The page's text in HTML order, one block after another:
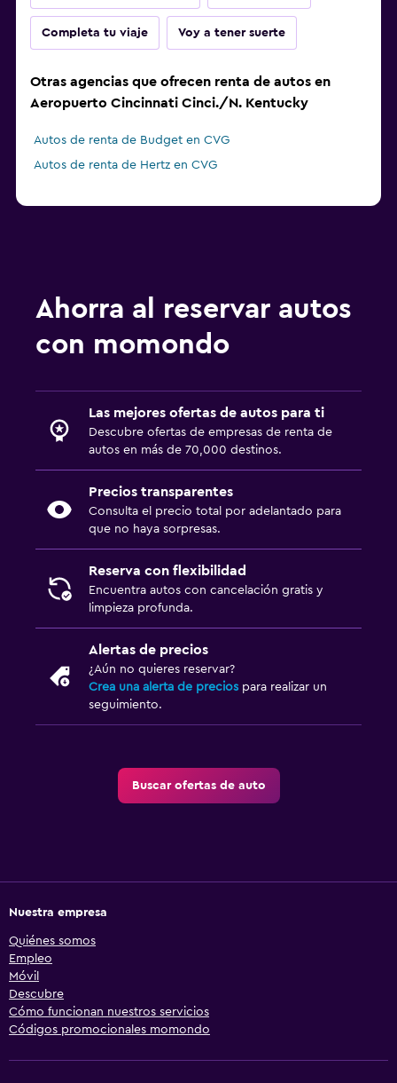
Completa tu viaje Voy a tener suerte
Otras agencias que ofrecen renta de autos en
Aeropuerto Cincinnati Cinci./N. Kentucky
Autos de renta de Budget en CVG
Autos de renta de Hertz en CVG
Ahorra al reservar autos
con momondo
Las mejores ofertas de autos para ti
Descubre ofertas de empresas de renta de
autos en más de 70,000 destinos.
Precios transparentes
Consulta el precio total por adelantado para
que no haya sorpresas.
Reserva con flexibilidad
Encuentra autos con cancelación gratis y
limpieza profunda.
Alertas de precios
¿Aún no quieres reservar?
Crea una alerta de precios para realizar un
seguimiento.
Buscar ofertas de auto
Nuestra empresa
Quiénes somos
Empleo
Móvil
Descubre
Cómo funcionan nuestros servicios
Códigos promocionales momondo